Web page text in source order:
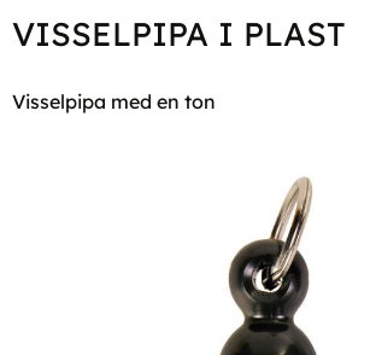
VISSELPIPA I PLAST
Visselpipa med en ton